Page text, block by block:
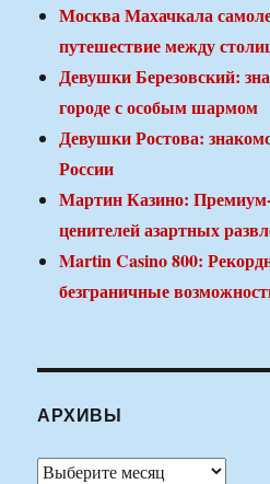
Москва Махачкала
путешествие между
Девушки Березовский:
городе с особым шармом
Девушки Ростова:
России
Мартин Казино:
ценителей азартных
Martin Casino 800:
безграничные
АРХИВЫ
Архивы